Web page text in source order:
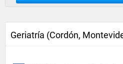
Geriatría (Cordón,